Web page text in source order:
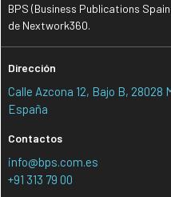
BPS (Business Publications
de Nextwork360.
Dirección
Calle Azcona 12, Bajo B, 28028
España
Contactos
info@bps.com.es
+91 313 79 00